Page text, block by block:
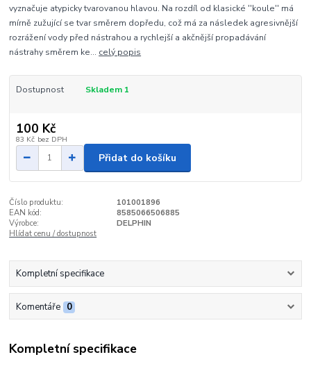
vyznačuje atypicky tvarovanou hlavou. Na rozdíl od klasické ''koule'' má
mírně zužující se tvar směrem dopředu, což má za následek agresivnější
rozrážení vody před nástrahou a rychlejší a akčnější propadávání
nástrahy směrem ke... celý popis
Dostupnost Skladem 1
100 Kč
83 Kč bez DPH
Přidat do košíku
Číslo produktu:
101001896
EAN kód:
8585066506885
Výrobce:
DELPHIN
Hlídat cenu / dostupnost
Kompletní specifikace
Komentáře 0
Kompletní specifikace